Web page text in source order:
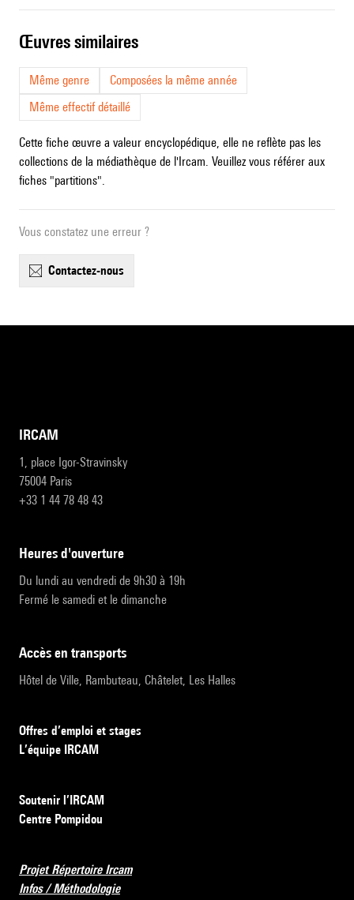
œuvres similaires
Même genre
Composées la même année
Même effectif détaillé
Cette fiche œuvre a valeur encyclopédique, elle ne reflète pas les
collections de la médiathèque de l'Ircam. Veuillez vous référer aux
fiches "partitions".
Vous constatez une erreur ?
contactez-nous
IRCAM
1, place Igor-Stravinsky
75004 Paris
+33 1 44 78 48 43
heures d'ouverture
Du lundi au vendredi de 9h30 à 19h
Fermé le samedi et le dimanche
accès en transports
Hôtel de Ville, Rambuteau, Châtelet, Les Halles
Offres d’emploi et stages
L’équipe IRCAM
Soutenir l’IRCAM
Centre Pompidou
Projet Répertoire Ircam
Infos / Méthodologie